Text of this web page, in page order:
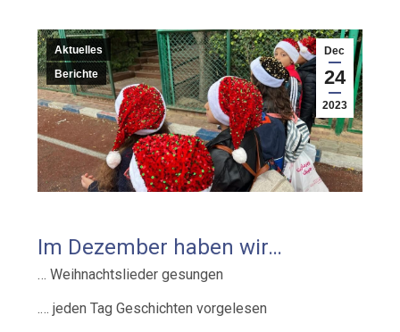
Dec
24
2023
Aktuelles
Berichte
Im Dezember haben wir…
… Weihnachtslieder gesungen
.… jeden Tag Geschichten vorgelesen